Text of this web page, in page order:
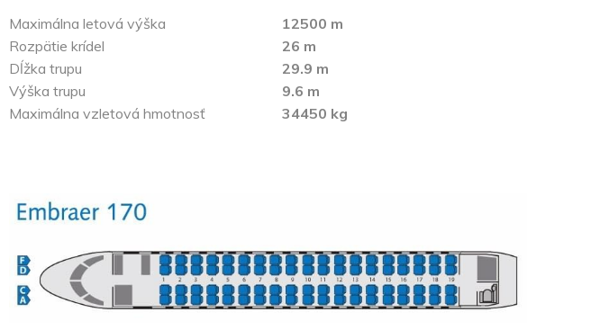
Maximálna letová výška
Rozpätie krídel
Dĺžka trupu
Výška trupu
Maximálna vzletová hmotnosť
12500 m
26 m
29.9 m
9.6 m
34450 kg